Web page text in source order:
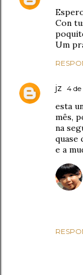
Con
Um
jz 4 de
esta
mês,
na
quase
e a